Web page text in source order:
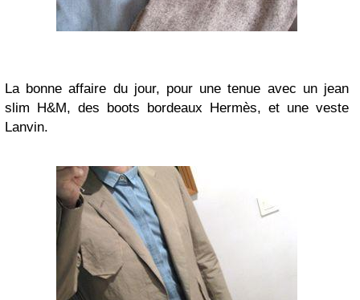
La bonne affaire du jour, pour une tenue avec un jean
slim H&M, des boots bordeaux Hermès, et une veste
Lanvin.